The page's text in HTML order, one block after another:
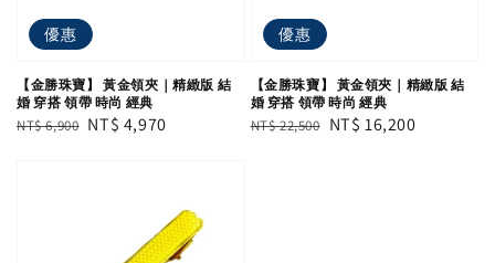
優惠
【金勝珠寶】 黃金領夾｜精緻版 結
婚 穿搭 領帶 時尚 經典
Regular
NT$ 6,900 Sale
NT$ 4,970
優惠
【金勝珠寶】 黃金領夾｜精緻版 結
婚 穿搭 領帶 時尚 經典
Regular
NT$ 22,500 Sale
NT$ 16,200